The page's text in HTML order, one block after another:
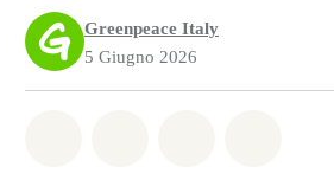
Greenpeace Italy
5 Giugno 2026